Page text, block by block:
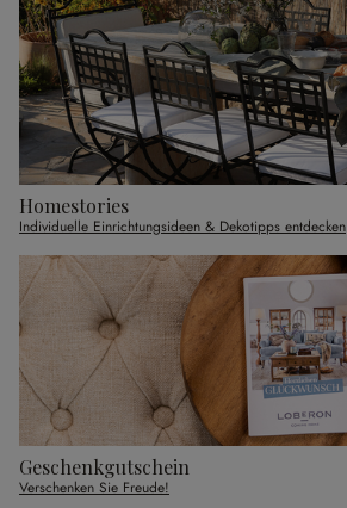
Homestories
Individuelle Einrichtungsideen & Dekotipps entdecken
Geschenkgutschein
Verschenken Sie Freude!